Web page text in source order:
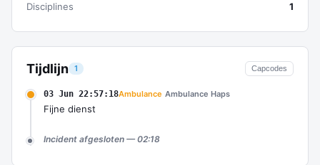
Tijdlijn 1 Capcodes
03 Jun 22:57:18Ambulance Ambulance Haps
Fijne dienst
Incident afgesloten — 02:18
Disciplines
1